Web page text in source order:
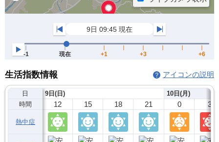
生活指数情報 アイコンの説明
日
時間
熱中症
9日(日)
12 15 18 21
10日(月)
0 3